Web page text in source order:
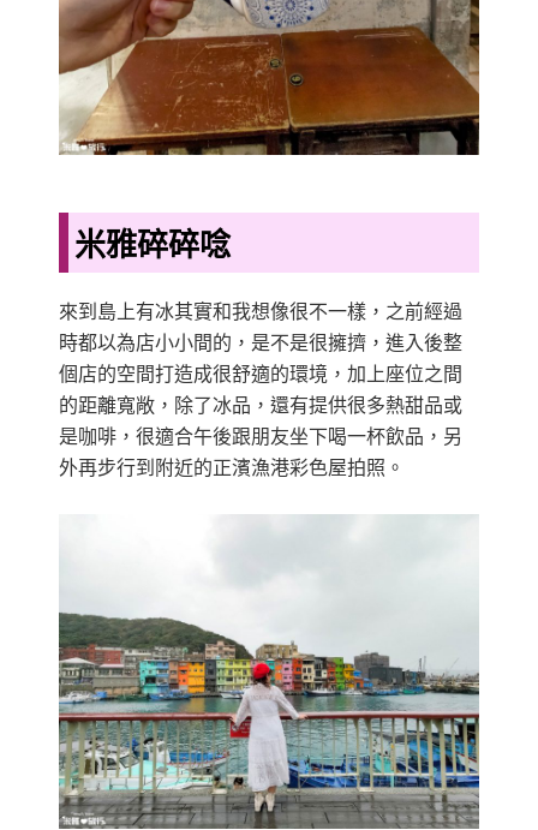
米雅碎碎唸
來到島上有冰其實和我想像很不一樣，之前經過
時都以為店小小間的，是不是很擁擠，進入後整
個店的空間打造成很舒適的環境，加上座位之間
的距離寬敞，除了冰品，還有提供很多熱甜品或
是咖啡，很適合午後跟朋友坐下喝一杯飲品，另
外再步行到附近的正濱漁港彩色屋拍照。